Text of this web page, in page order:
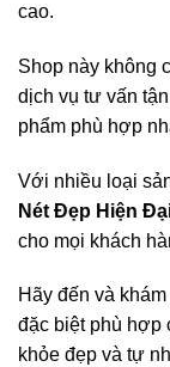
cao.
Shop này không
dịch vụ tư vấn
phẩm phù hợp
Với nhiều loại
Nét Đẹp Hiện
cho mọi khách
Hãy đến và
đặc biệt phù hợp
khỏe đẹp và tự